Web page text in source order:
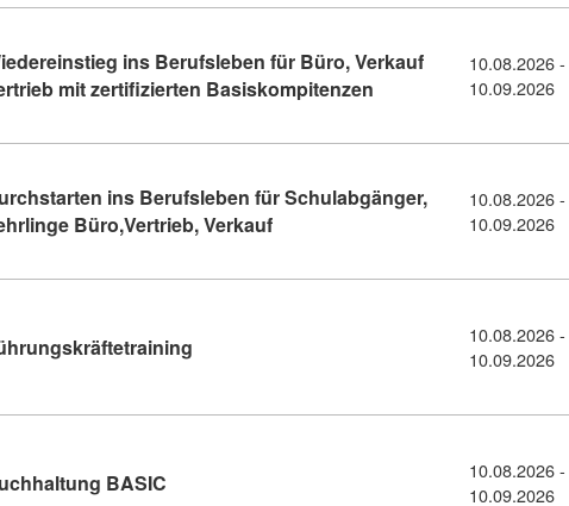
ins Berufsleben für Büro, Verkauf
mit zertifizierten Basiskompitenzen Kursdetail:
10.08.2026 -
10.09.2026
ins Berufsleben für Schulabgänger,
Büro,Vertrieb, VerkaufKursdetail: Durchstarten ins
10.08.2026 -
10.09.2026
Kursdetail: Führungskräftetraining (11436334)
10.08.2026 -
10.09.2026
BASIC Kursdetail: Buchhaltung BASIC (11436354)10.08.2026 -
10.09.2026